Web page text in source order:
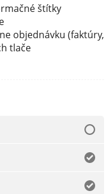
štítky
objednávku (faktúry,
tlače